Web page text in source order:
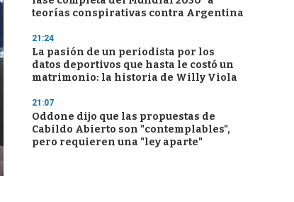
teorías conspirativas contra Argentina
21:24
La pasión de un periodista por los
datos deportivos que hasta le costó un
matrimonio: la historia de Willy Viola
21:07
Oddone dijo que las propuestas de
Cabildo Abierto son "contemplables",
pero requieren una "ley aparte"